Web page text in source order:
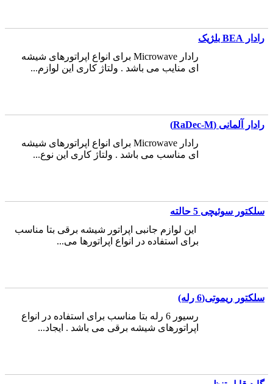
رادار BEA بلژیک
رادار Microwave برای انواع اپراتورهای شیشه
ای منایب می باشد . ولتاژ کاری این لوازم...
رادار آلمانی (RaDec-M)
رادار Microwave برای انواع اپراتورهای شیشه
ای مناسب می باشد . ولتاژ کاری این نوع...
سلکتور سوئیچی 5 حالته
این لوازم جانبی اپراتور شیشه برقی بتا مناسب
برای استفاده در انواع اپراتورها می...
سلکتور ریموتی(6 رله)
رسیور 6 رله بتا مناسب برای استفاده در انواع
اپراتورهای شیشه برقی می باشد . ایجاد...